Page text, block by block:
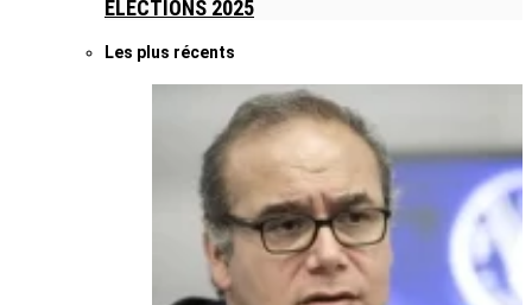
ELECTIONS 2025
Les plus récents